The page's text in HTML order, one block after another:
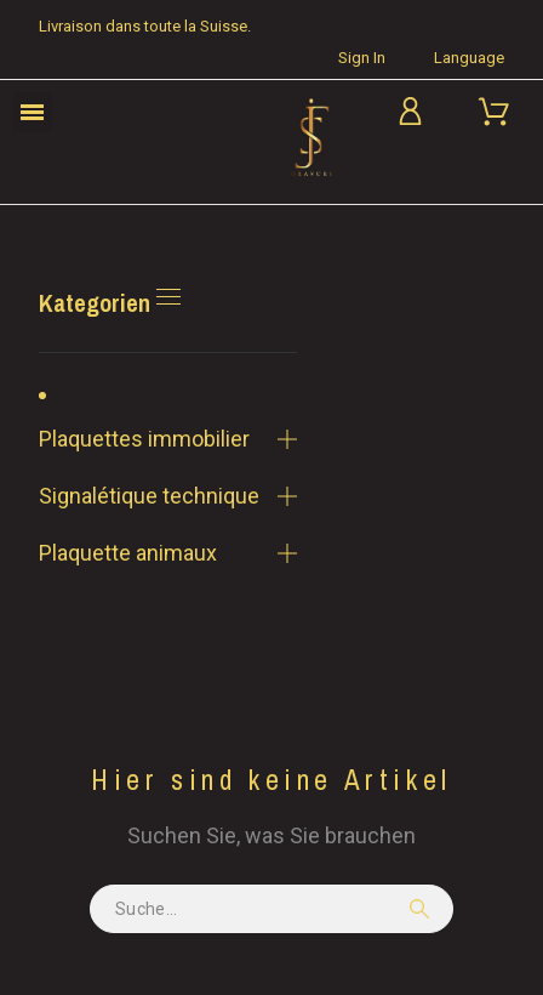
Livraison dans toute la Suisse.
Sign In
Language
Kategorien
Plaquettes immobilier
Signalétique technique
Plaquette animaux
Hier sind keine Artikel
Suchen Sie, was Sie brauchen